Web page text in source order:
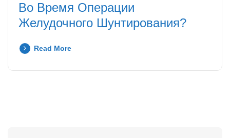
Во Время Операции
Желудочного Шунтирования?
Read More